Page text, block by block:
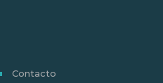
Contacto